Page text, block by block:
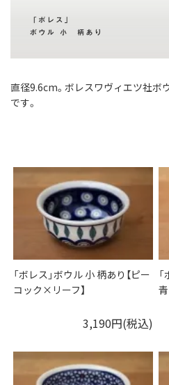
直径9.6cm。ボレスワヴィエツ社ボ
です。
「ボレス」ボウル 小 柄あり【ピー
コック×リーフ】
3,190円(税込)